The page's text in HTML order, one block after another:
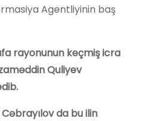
Agentliyinin baş
rayonunun keçmiş icra
Quliyev
da bu ilin